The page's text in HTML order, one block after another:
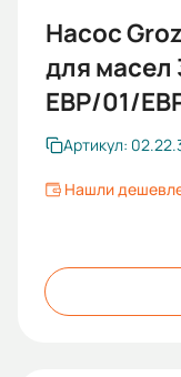
Насос
для масел
EBP/01/
Артикул:
Нашли